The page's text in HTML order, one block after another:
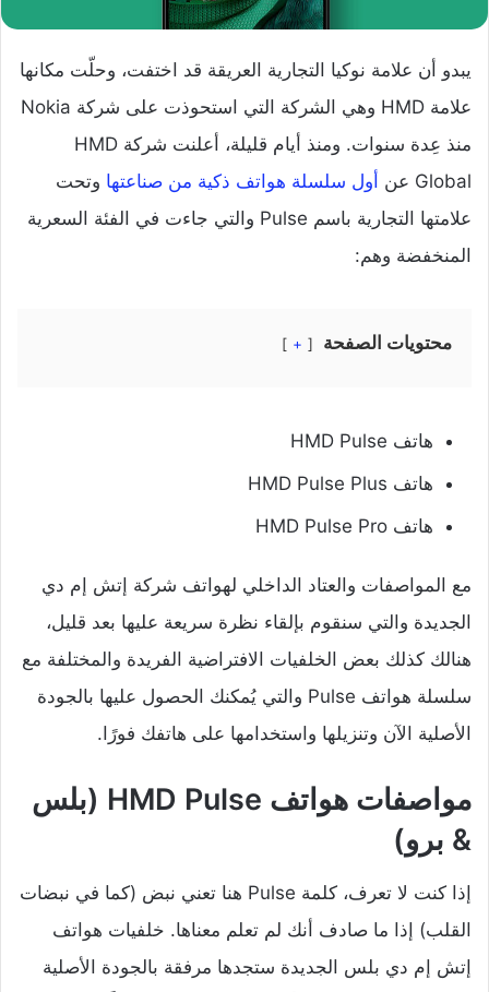
يبدو أن علامة نوكيا التجارية العريقة قد اختفت، وحلّت مكانها
علامة HMD وهي الشركة التي استحوذت على شركة Nokia
منذ عِدة سنوات. ومنذ أيام قليلة، أعلنت شركة HMD
Global عن
أول سلسلة هواتف ذكية من صناعتها وتحت
علامتها التجارية باسم Pulse والتي جاءت في الفئة السعرية
المنخفضة وهم:
محتويات الصفحة +
هاتف HMD Pulse
هاتف HMD Pulse Plus
هاتف HMD Pulse Pro
مع المواصفات والعتاد الداخلي لهواتف شركة إتش إم دي
الجديدة والتي سنقوم بإلقاء نظرة سريعة عليها بعد قليل،
هنالك كذلك بعض الخلفيات الافتراضية الفريدة والمختلفة مع
سلسلة هواتف Pulse والتي يُمكنك الحصول عليها بالجودة
الأصلية الآن وتنزيلها واستخدامها على هاتفك فورًا.
مواصفات هواتف HMD Pulse (بلس
& برو)
إذا كنت لا تعرف، كلمة Pulse هنا تعني نبض (كما في نبضات
القلب) إذا ما صادف أنك لم تعلم معناها. خلفيات هواتف
إتش إم دي بلس الجديدة ستجدها مرفقة بالجودة الأصلية